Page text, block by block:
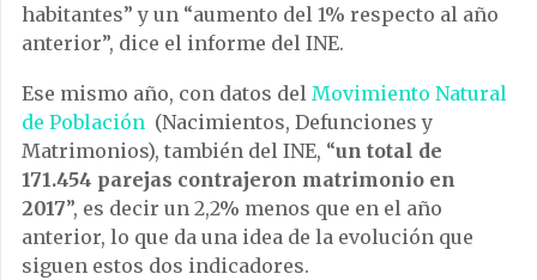
habitantes” y un “aumento del 1% respecto al año
anterior”, dice el informe del INE.
Ese mismo año, con datos del Movimiento Natural
de Población (Nacimientos, Defunciones y
Matrimonios), también del INE, “un total de
171.454 parejas contrajeron matrimonio en
2017”, es decir un 2,2% menos que en el año
anterior, lo que da una idea de la evolución que
siguen estos dos indicadores.